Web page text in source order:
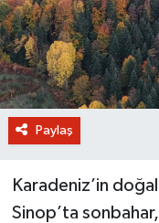
Paylaş
Karadeniz’in
Sinop’ta